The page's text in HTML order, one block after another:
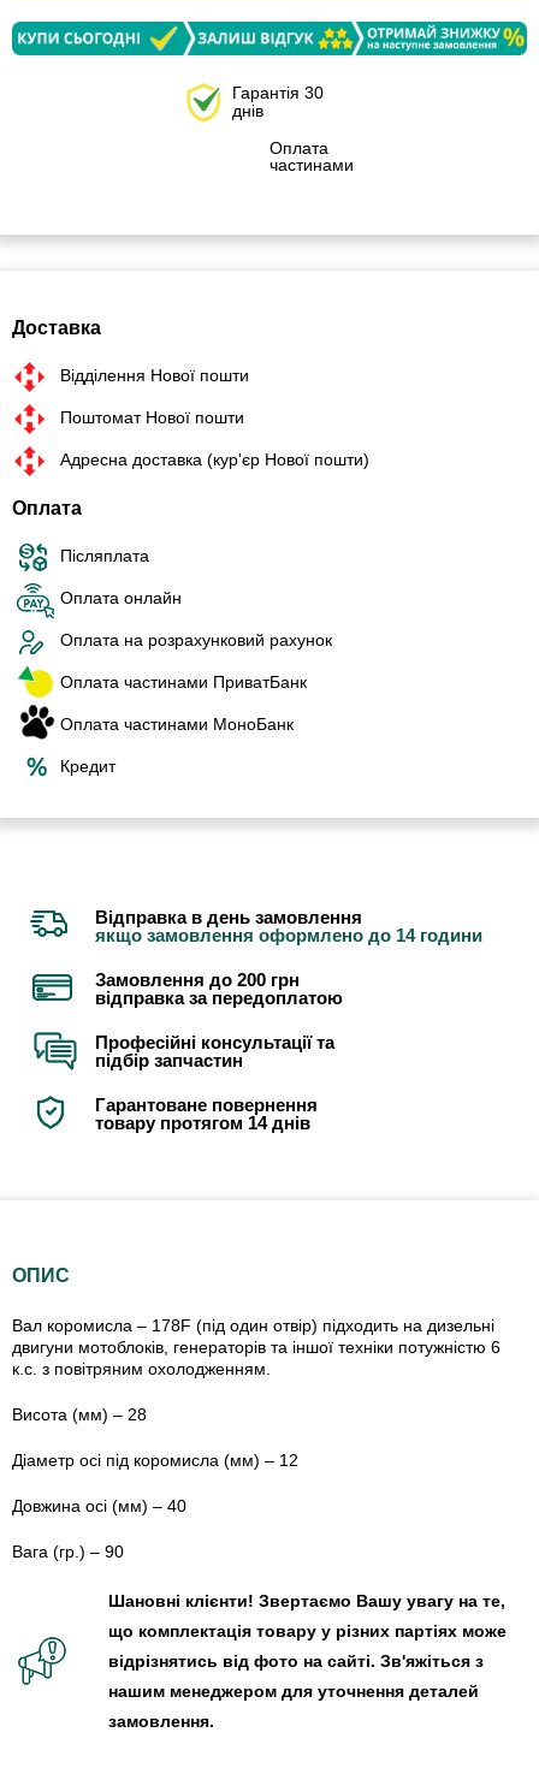
Гарантія 30
днів
Оплата
частинами
Доставка
Відділення Нової пошти
Поштомат Нової пошти
Адресна доставка (кур'єр Нової пошти)
Оплата
Післяплата
Оплата онлайн
Оплата на розрахунковий рахунок
Оплата частинами ПриватБанк
Оплата частинами МоноБанк
Кредит
Відправка в день замовлення
якщо замовлення оформлено до 14 години
Замовлення до 200 грн
відправка за передоплатою
Професійні консультації та
підбір запчастин
Гарантоване повернення
товару протягом 14 днів
ОПИС
Вал коромисла – 178F (під один отвір) підходить на дизельні
двигуни мотоблоків, генераторів та іншої техніки потужністю 6
к.с. з повітряним охолодженням.
Висота (мм) – 28
Діаметр осі під коромисла (мм) – 12
Довжина осі (мм) – 40
Вага (гр.) – 90
Шановні клієнти! Звертаємо Вашу увагу на те,
що комплектація товару у різних партіях може
відрізнятись від фото на сайті. Зв'яжіться з
нашим менеджером для уточнення деталей
замовлення.